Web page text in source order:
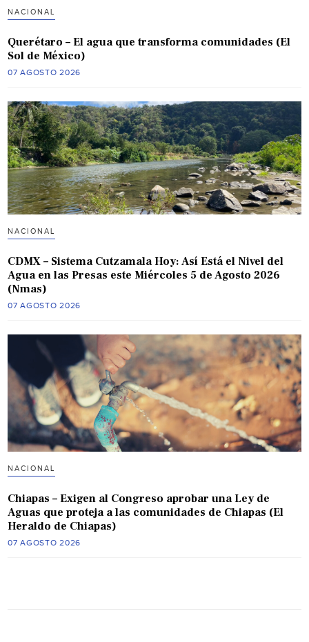
NACIONAL
Querétaro – El agua que transforma comunidades (El
Sol de México)
07 AGOSTO 2026
NACIONAL
CDMX – Sistema Cutzamala Hoy: Así Está el Nivel del
Agua en las Presas este Miércoles 5 de Agosto 2026
(Nmas)
07 AGOSTO 2026
NACIONAL
Chiapas – Exigen al Congreso aprobar una Ley de
Aguas que proteja a las comunidades de Chiapas (El
Heraldo de Chiapas)
07 AGOSTO 2026